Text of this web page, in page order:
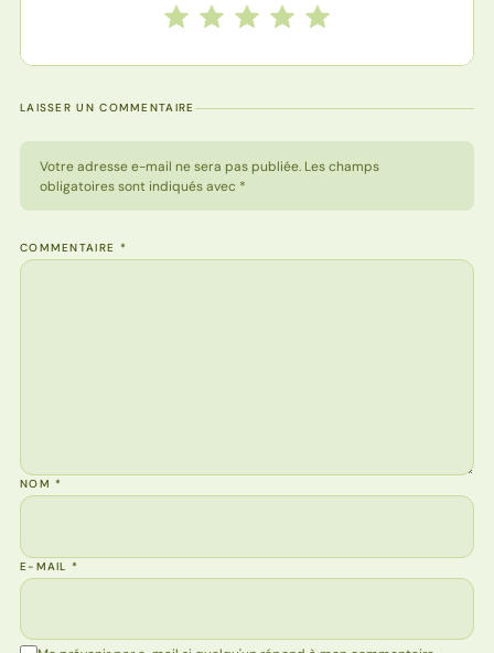
Notez cette recette de 1 à 5 étoiles
5 étoiles
4 étoiles
3 étoiles
2 étoiles
1 étoile
LAISSER UN COMMENTAIRE
Votre adresse e-mail ne sera pas publiée. Les champs
obligatoires sont indiqués avec *
COMMENTAIRE *
NOM*
E-MAIL*